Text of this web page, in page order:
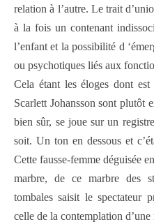
relation à l’autre. Le trait
à la fois un contenant
l’enfant et la possibilité d
ou psychotiques liés aux
Cela étant les éloges dont
Scarlett Johansson sont plutôt
bien sûr, se joue sur un
soit. Un ton en dessous et
Cette fausse-femme déguisée
marbre, de ce marbre des
tombales saisit le spectateur
celle de la contemplation